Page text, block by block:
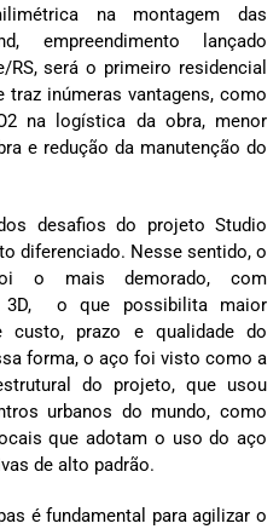
na montagem das
empreendimento lançado
será o primeiro residencial
inúmeras vantagens, como
na logística da obra, menor
e redução da manutenção do
desafios do projeto Studio
diferenciado. Nesse sentido, o
o mais demorado, com
3D, o que possibilita maior
custo, prazo e qualidade do
forma, o aço foi visto como a
do projeto, que usou
urbanos do mundo, como
que adotam o uso do aço
de alto padrão.
é fundamental para agilizar o